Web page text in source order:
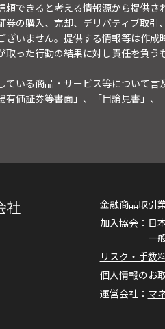
頼できると考える情報源から提供
の購入、売却、デリバティブ取
ざいません。提供する情報等は作
取った行動の結果に対し責任を負
ている商品・サービス等について
有価証券等書面」、「目論見書」
金融商品取引
日
一
リスク・手数
個人情報のお
マ